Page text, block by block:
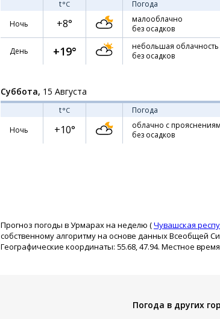
t°C Погода
Ночь
+8°
малооблачно
без осадков
День +19°
небольшая облачность
без осадков
Суббота, 15 Августа
t°C Погода
Ночь
+10°
облачно с
без осадков
Прогноз погоды в Урмарах на неделю (Чувашская
собственному алгоритму на основе данных Всеобщей
Географические координаты: 55.68, 47.94. Местное
Погода в других